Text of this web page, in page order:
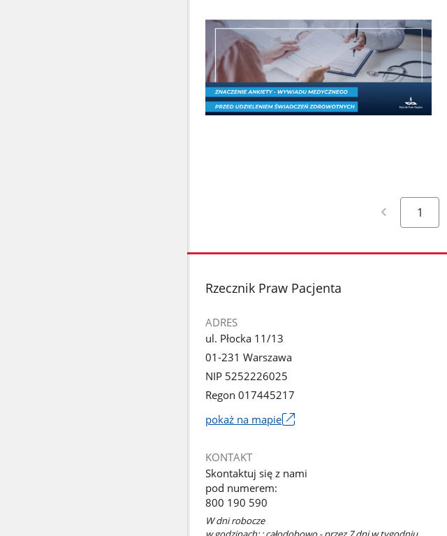
stopka
Rzecznik Praw Pacjenta
ADRES
ul. Płocka 11/13
01-231 Warszawa
NIP 5252226025
Regon 017445217
pokaż na mapie
się
w
nowym
oknie
KONTAKT
Skontaktuj się z nami
pod numerem:
800 190 590
W dni robocze